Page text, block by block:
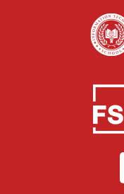
Isidora Katanić
Razgovaraj sa